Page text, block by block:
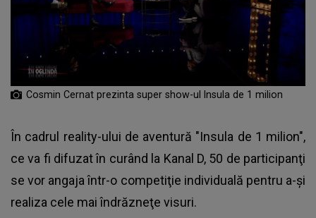
Cosmin Cernat prezinta super show-ul Insula de 1 milion
În cadrul reality-ului de aventură "Insula de 1 milion",
ce va fi difuzat în curând la Kanal D, 50 de participanţi
se vor angaja într-o competiţie individuală pentru a-şi
realiza cele mai îndrăzneţe visuri.